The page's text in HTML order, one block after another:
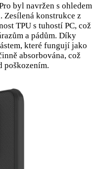
byl navržen s ohledem
Zesílená konstrukce z
TPU s tuhostí PC, což
a pádům. Díky
které fungují jako
absorbována, což
poškozením.